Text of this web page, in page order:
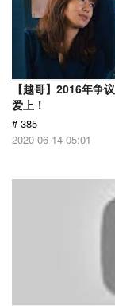
【越哥】2016年争
爱上！
# 385
2020-06-14 05:01